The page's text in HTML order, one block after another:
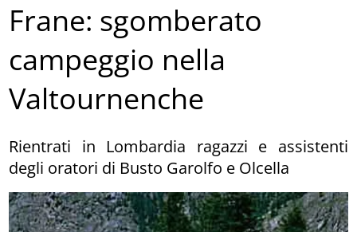
Frane: sgomberato
campeggio nella
Valtournenche
Rientrati in Lombardia ragazzi e assistenti
degli oratori di Busto Garolfo e Olcella